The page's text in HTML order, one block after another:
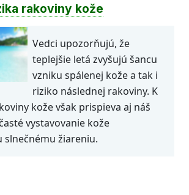
rakoviny kože
Vedci upozorňujú, že
teplejšie letá zvyšujú šancu
vzniku spálenej kože a tak i
riziko následnej rakoviny. K
kože však prispieva aj náš
vystavovanie kože
slnečnému žiareniu.